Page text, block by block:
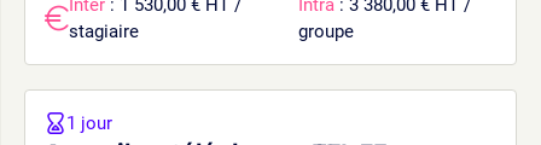
Inter : 1 530,00 € HT /
stagiaire
Intra : 3 380,00 € HT /
groupe
1 jour